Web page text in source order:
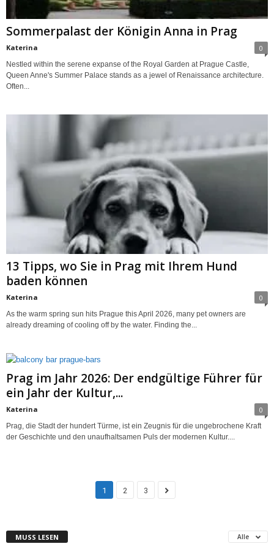
Sommerpalast der Königin Anna in Prag
Katerina 0
Nestled within the serene expanse of the Royal Garden at Prague Castle,
Queen Anne's Summer Palace stands as a jewel of Renaissance architecture.
Often...
13 Tipps, wo Sie in Prag mit Ihrem Hund
baden können
Katerina 0
As the warm spring sun hits Prague this April 2026, many pet owners are
already dreaming of cooling off by the water. Finding the...
Prag im Jahr 2026: Der endgültige Führer für
ein Jahr der Kultur,...
Katerina 0
Prag, die Stadt der hundert Türme, ist ein Zeugnis für die ungebrochene Kraft
der Geschichte und den unaufhaltsamen Puls der modernen Kultur....
1 2 3
MUSS LESEN Alle